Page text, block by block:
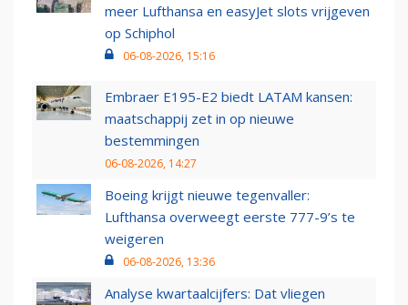
meer Lufthansa en easyJet slots vrijgeven
op Schiphol
06-08-2026, 15:16
Embraer E195-E2 biedt LATAM kansen:
maatschappij zet in op nieuwe
bestemmingen
06-08-2026, 14:27
Boeing krijgt nieuwe tegenvaller:
Lufthansa overweegt eerste 777-9’s te
weigeren
06-08-2026, 13:36
Analyse kwartaalcijfers: Dat vliegen